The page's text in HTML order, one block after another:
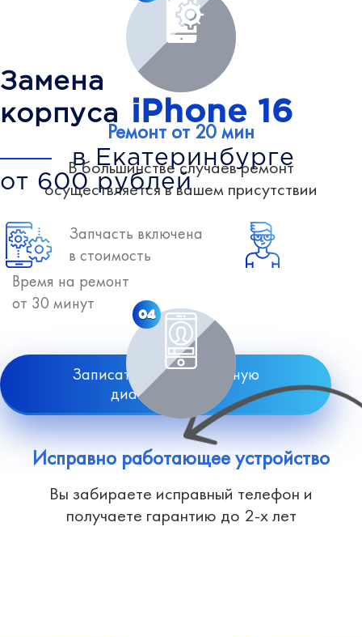
Замена
корпуса
iPhone 16
в Екатеринбурге
от 600 рублей
Запчасть включена
в стоимость
Время на ремонт
от 30 минут
Записаться на бесплатную
диагностику
Ремонт от 20 мин
В большинстве случаев ремонт
осуществляется в вашем присутствии
04
Исправно работающее устройство
Вы забираете исправный телефон и
получаете гарантию до 2-х лет